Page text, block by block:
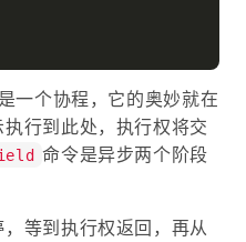
是一个协程，它的奥妙就在
行到此处，执行权将交
命令是异步两个阶段
等到执行权返回，再从